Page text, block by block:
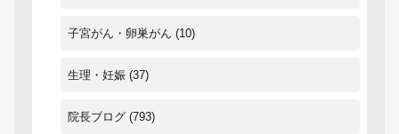
子宮がん・卵巣がん (10)
生理・妊娠 (37)
院長ブログ (793)